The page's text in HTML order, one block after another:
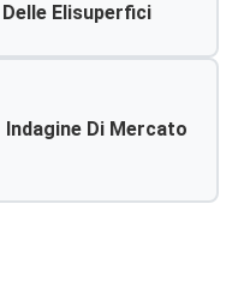
Elisuperfici
Indagine Di Mercato